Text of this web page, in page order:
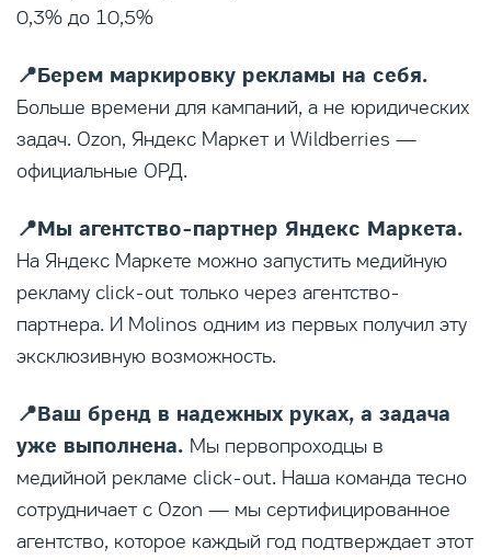
0,3% до 10,5%
📍Берем маркировку рекламы на себя.
Больше времени для кампаний, а не юридических
задач. Ozon, Яндекс Маркет и Wildberries —
официальные ОРД.
📍Мы агентство-партнер Яндекс Маркета.
На Яндекс Маркете можно запустить медийную
рекламу click-out только через агентство-
партнера. И Molinos одним из первых получил эту
эксклюзивную возможность.
📍Ваш бренд в надежных руках, а задача
уже выполнена. Мы первопроходцы в
медийной рекламе click-out. Наша команда тесно
сотрудничает с Ozon — мы сертифицированное
агентство, которое каждый год подтверждает этот